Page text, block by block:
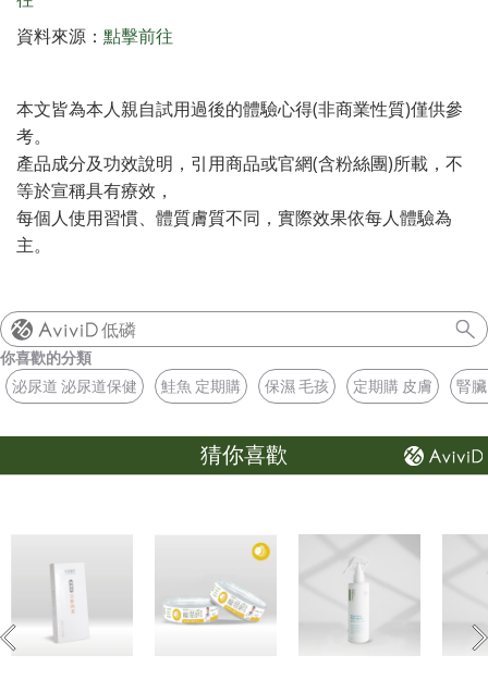
資料來源： 點擊前往
本文皆為本人親自試用過後的體驗心得(非商業性質)僅供參
考。
產品成分及功效說明，引用商品或官網(含粉絲團)所載，不
等於宣稱具有療效，
每個人使用習慣、體質膚質不同，實際效果依每人體驗為
主。
低磷
你喜歡的分類
泌尿道 泌尿道保健
鮭魚 定期購 保濕 毛孩 定期購 皮膚 腎
猜你喜歡